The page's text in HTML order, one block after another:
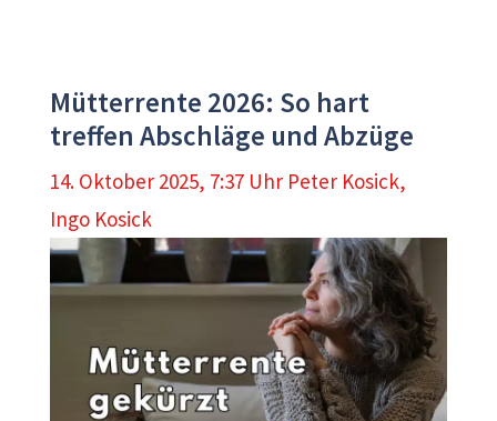
Mütterrente 2026: So hart
treffen Abschläge und Abzüge
14. Oktober 2025, 7:37 Uhr Peter Kosick,
Ingo Kosick